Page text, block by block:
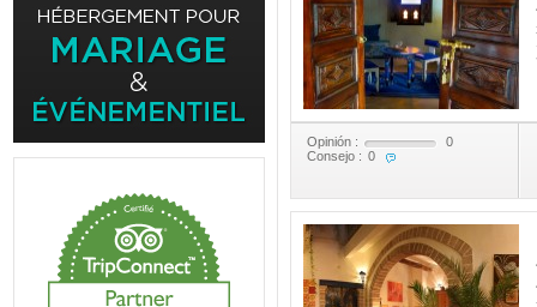
Opinión :
0
Consejo : 0